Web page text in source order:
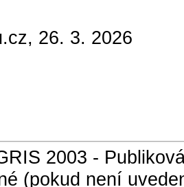
26. 3. 2026
2003 -
(pokud není